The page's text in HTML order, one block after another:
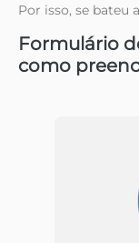
Por isso, se bateu
Formulário
como